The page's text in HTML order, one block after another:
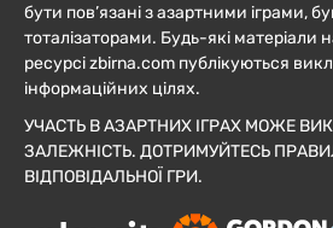
бути пов’язані з азартними іграми,
тоталізаторами. Будь-які матеріали
ресурсі zbirna.com публікуються
інформаційних цілях.
УЧАСТЬ В АЗАРТНИХ ІГРАХ МОЖЕ
ЗАЛЕЖНІСТЬ. ДОТРИМУЙТЕСЬ
ВІДПОВІДАЛЬНОЇ ГРИ.